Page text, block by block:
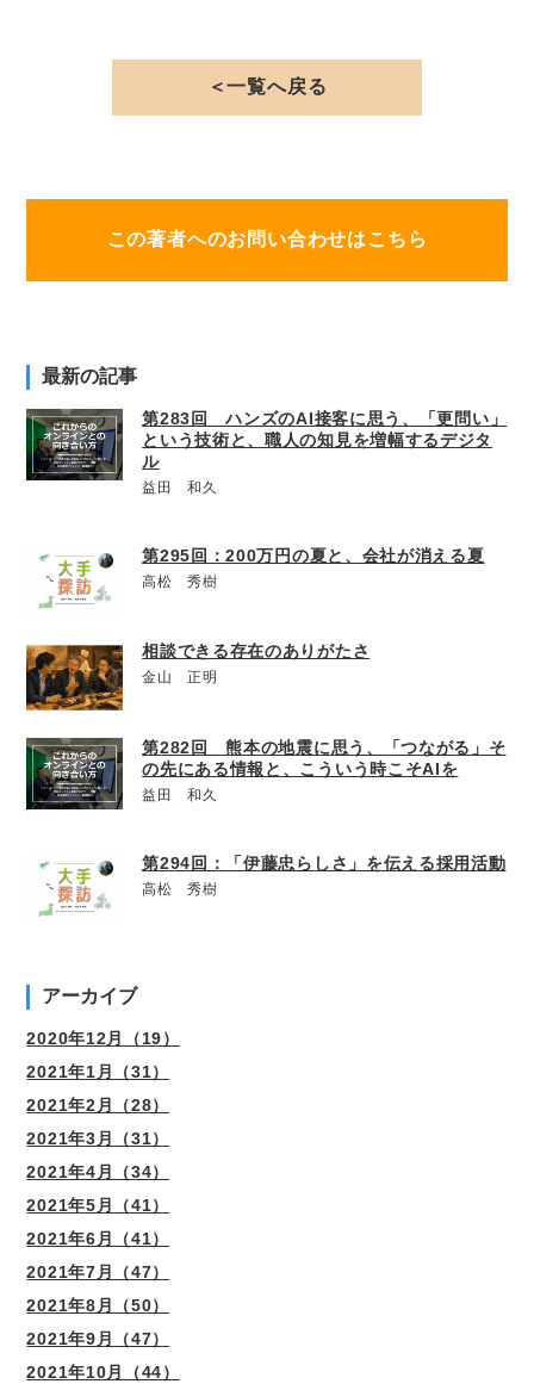
＜一覧へ戻る
この著者へのお問い合わせはこちら
最新の記事
第283回 ハンズのAI接客に思う、「更問い」
という技術と、職人の知見を増幅するデジタ
ル
益田 和久
第295回：200万円の夏と、会社が消える夏
高松 秀樹
相談できる存在のありがたさ
金山 正明
第282回 熊本の地震に思う、「つながる」そ
の先にある情報と、こういう時こそAIを
益田 和久
第294回：「伊藤忠らしさ」を伝える採用活動
高松 秀樹
アーカイブ
2020年12月（19）
2021年1月（31）
2021年2月（28）
2021年3月（31）
2021年4月（34）
2021年5月（41）
2021年6月（41）
2021年7月（47）
2021年8月（50）
2021年9月（47）
2021年10月（44）